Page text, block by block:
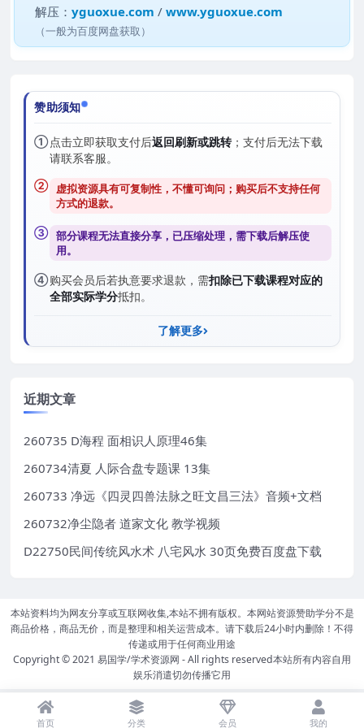
解压：yguoxue.com /www.yguoxue.com
（一般为百度网盘获取）
赞助须知
①点击立即获取支付后返回刷新或跳转；支付后无法下载
请联系客服。
② 虚拟资源具有可复制性，不懂可询问；购买后不支持任何
方式的退款。
③ 部分课程无法直接分享，已压缩处理，需下载后解压使
用。
④购买会员后若执意要求退款，需扣除已下载课程对应的
全部实际学分抵扣。
了解更多
近期文章
260735 D海程 面相识人原理46集
260734清夏 人际合盘专题课 13集
260733 净远《四灵四兽法脉之旺文昌三法》音频+文档
260732净尘隐者 道家文化 教学视频
D22750民间传统风水术 八宅风水 30页免费百度盘下载
本站资料均为网友分享或互联网收集,本站不拥有版权。本网站资源赞助学分不是
商品价格，商品无价，而是整理和相关运营成本。请下载后24小时内删除！不得
传递或用于任何商业用途
Copyright © 2021 易国学/学术资源网 - All rights reserved本站所有内容自用
娱乐消遣切勿传播它用
首页 分类 会员 我的